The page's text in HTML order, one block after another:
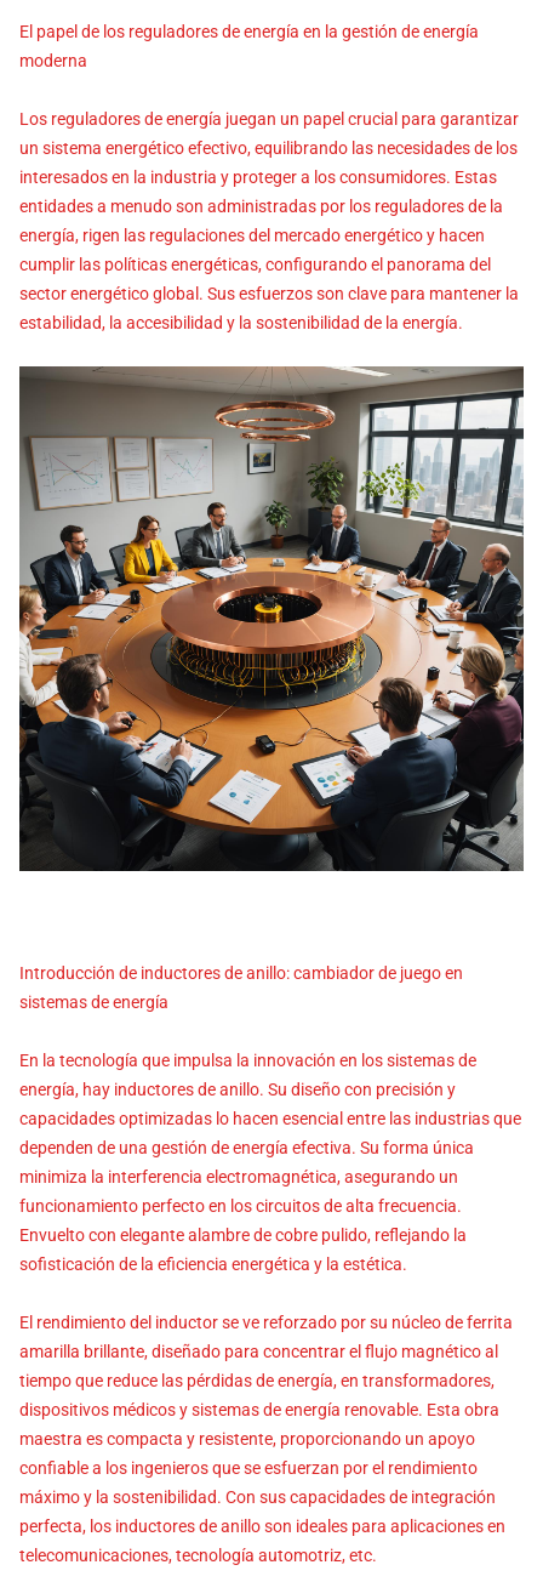
El papel de los reguladores de energía en la gestión de energía
moderna
Los reguladores de energía juegan un papel crucial para garantizar
un sistema energético efectivo, equilibrando las necesidades de los
interesados ​​en la industria y proteger a los consumidores. Estas
entidades a menudo son administradas por los reguladores de la
energía, rigen las regulaciones del mercado energético y hacen
cumplir las políticas energéticas, configurando el panorama del
sector energético global. Sus esfuerzos son clave para mantener la
estabilidad, la accesibilidad y la sostenibilidad de la energía.
Introducción de inductores de anillo: cambiador de juego en
sistemas de energía
En la tecnología que impulsa la innovación en los sistemas de
energía, hay inductores de anillo. Su diseño con precisión y
capacidades optimizadas lo hacen esencial entre las industrias que
dependen de una gestión de energía efectiva. Su forma única
minimiza la interferencia electromagnética, asegurando un
funcionamiento perfecto en los circuitos de alta frecuencia.
Envuelto con elegante alambre de cobre pulido, reflejando la
sofisticación de la eficiencia energética y la estética.
El rendimiento del inductor se ve reforzado por su núcleo de ferrita
amarilla brillante, diseñado para concentrar el flujo magnético al
tiempo que reduce las pérdidas de energía, en transformadores,
dispositivos médicos y sistemas de energía renovable. Esta obra
maestra es compacta y resistente, proporcionando un apoyo
confiable a los ingenieros que se esfuerzan por el rendimiento
máximo y la sostenibilidad. Con sus capacidades de integración
perfecta, los inductores de anillo son ideales para aplicaciones en
telecomunicaciones, tecnología automotriz, etc.